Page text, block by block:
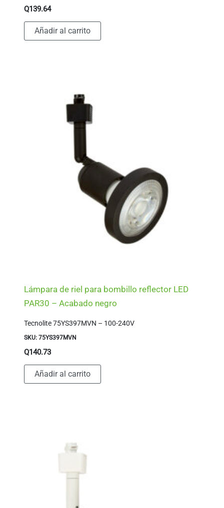
Q139.64
Añadir al carrito
Lámpara de riel para bombillo reflector LED
PAR30 – Acabado negro
Tecnolite 75YS397MVN – 100-240V
SKU: 75YS397MVN
Q140.73
Añadir al carrito